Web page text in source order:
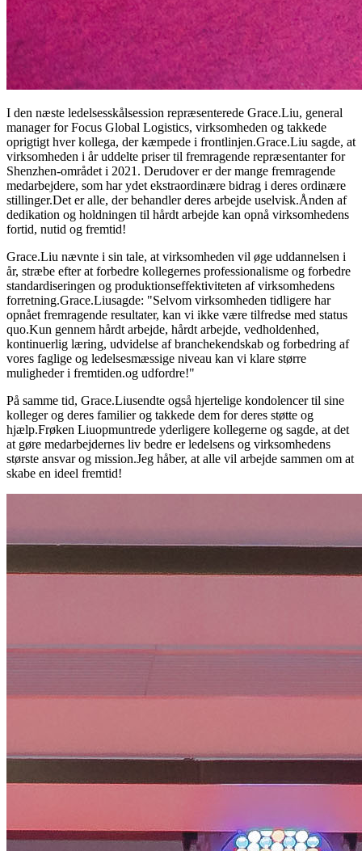
I den næste ledelsesskålsession repræsenterede Grace.Liu, general
manager for Focus Global Logistics, virksomheden og takkede
oprigtigt hver kollega, der kæmpede i frontlinjen.Grace.Liu sagde, at
virksomheden i år uddelte priser til fremragende repræsentanter for
Shenzhen-området i 2021. Derudover er der mange fremragende
medarbejdere, som har ydet ekstraordinære bidrag i deres ordinære
stillinger.Det er alle, der behandler deres arbejde uselvisk.Ånden af ​​
dedikation og holdningen til hårdt arbejde kan opnå virksomhedens
fortid, nutid og fremtid!
Grace.Liu nævnte i sin tale, at virksomheden vil øge uddannelsen i
år, stræbe efter at forbedre kollegernes professionalisme og forbedre
standardiseringen og produktionseffektiviteten af ​​virksomhedens
forretning.Grace.Liusagde: "Selvom virksomheden tidligere har
opnået fremragende resultater, kan vi ikke være tilfredse med status
quo.Kun gennem hårdt arbejde, hårdt arbejde, vedholdenhed,
kontinuerlig læring, udvidelse af branchekendskab og forbedring af
vores faglige og ledelsesmæssige niveau kan vi klare større
muligheder i fremtiden.og udfordre!"
På samme tid, Grace.Liusendte også hjertelige kondolencer til sine
kolleger og deres familier og takkede dem for deres støtte og
hjælp.Frøken Liuopmuntrede yderligere kollegerne og sagde, at det
at gøre medarbejdernes liv bedre er ledelsens og virksomhedens
største ansvar og mission.Jeg håber, at alle vil arbejde sammen om at
skabe en ideel fremtid!